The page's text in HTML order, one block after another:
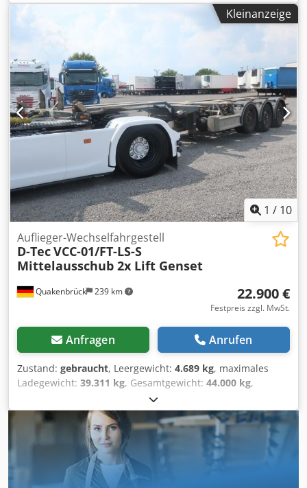
385/55R22,5, Ausstattung:ABS, LKW-Zulassung, | D-Tec
VCC Containerchassis| Mittel-und Heckausschub | 1.
Achse liftbar | VALX-Achsen mit Scheibenbremse | Reifen:
385/55 R22,5 | Neufahrzeuge | Irrtum, Eingabe und
Vorverkauf vorbehalten. Dedpfx Aozrxbhsdzsck
Kleinanzeige
1 / 10
Quakenbrück 239 km
Auflieger-Wechselfahrgestell
D-TecVCC-01/FT-LS-S
Mittelausschub 2x Lift Genset
22.900 €
Festpreis zzgl. MwSt.
Anfragen Anrufen
Zustand: gebraucht, Leergewicht: 4.689 kg, maximales
Ladegewicht: 39.311 kg, Gesamtgewicht: 44.000 kg,
3 Achsen
nächste Prüfung (TÜV):01/2027, Gesamtlänge:24.700 mm,
Gesamtbreite:12.800 mm, Gesamthöhe:95.250 mm ,
, Reifengröße: 385/55 R22,5 , Baujahr: 2018
Vorderreifengröße:385/55 R22,5
, Hinterreifengröße:
385/55 R22,5 , Emissionsklasse:
ABS, Achsenhersteller BPW, ADR, Antispray, Bremse